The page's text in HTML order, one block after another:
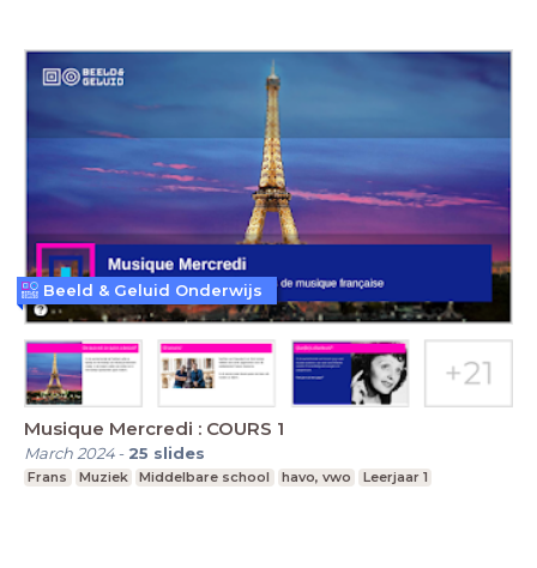
Musique Mercredi : COURS 1
March 2024- 25 slides
Frans Muziek Middelbare school havo, vwo Leerjaar 1
Beeld & Geluid Onderwijs